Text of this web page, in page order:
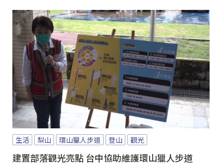
生活 梨山 環山獵人步道 登山 觀光
建置部落觀光亮點 台中協助維護環山獵人步道